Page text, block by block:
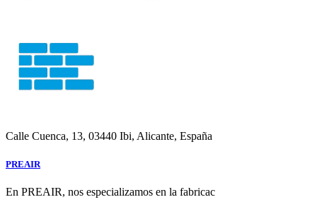
Calle Cuenca, 13, 03440 Ibi, Alicante, España
PREAIR
En PREAIR, nos especializamos en la fabricac